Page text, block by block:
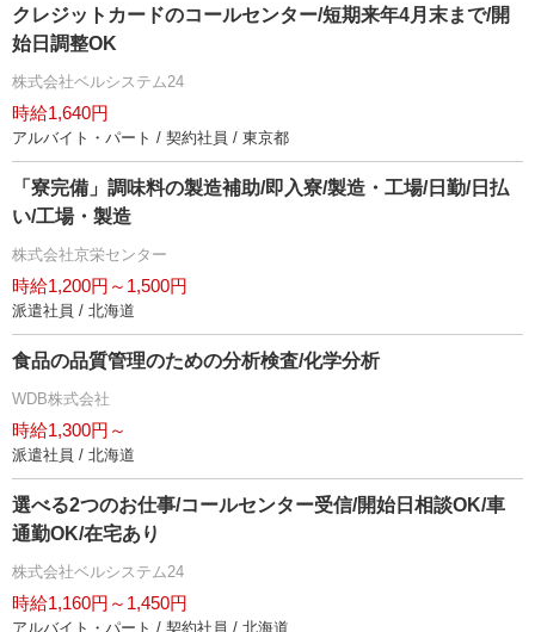
クレジットカードのコールセンター/短期来年4月末まで/開
始日調整OK
株式会社ベルシステム24
時給1,640円
アルバイト・パート / 契約社員 / 東京都
「寮完備」調味料の製造補助/即入寮/製造・工場/日勤/日払
い/工場・製造
株式会社京栄センター
時給1,200円～1,500円
派遣社員 / 北海道
食品の品質管理のための分析検査/化学分析
WDB株式会社
時給1,300円～
派遣社員 / 北海道
選べる2つのお仕事/コールセンター受信/開始日相談OK/車
通勤OK/在宅あり
株式会社ベルシステム24
時給1,160円～1,450円
アルバイト・パート / 契約社員 / 北海道